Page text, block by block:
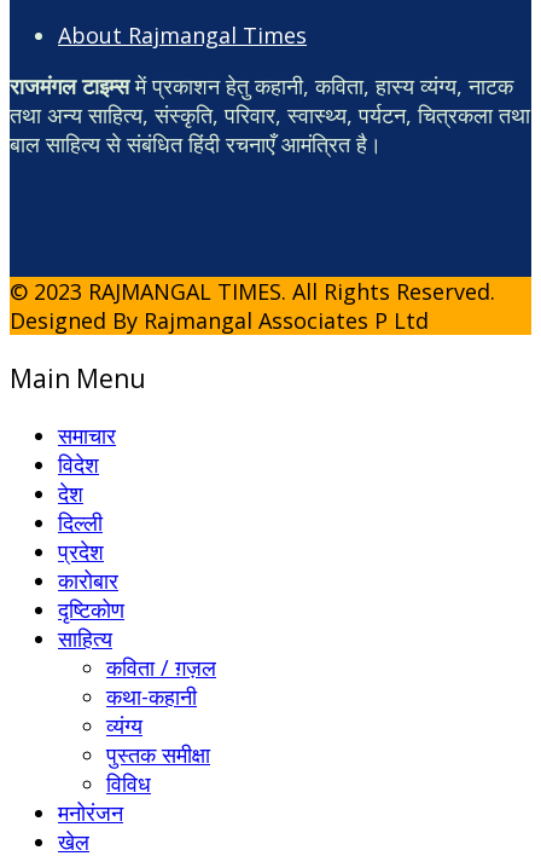
About Rajmangal Times
राजमंगल टाइम्समें प्रकाशन हेतु कहानी, कविता, हास्य व्यंग्य, नाटक
तथा अन्य साहित्य, संस्कृति, परिवार, स्वास्थ्य, पर्यटन, चित्रकला तथा
बाल साहित्य से संबंधित हिंदी रचनाएँ आमंत्रित है।
© 2023 RAJMANGAL TIMES. All Rights Reserved.
Designed By Rajmangal Associates P Ltd
Main Menu
समाचार
विदेश
देश
दिल्ली
प्रदेश
कारोबार
दृष्टिकोण
साहित्य
कविता / ग़ज़ल
कथा-कहानी
व्यंग्य
पुस्तक समीक्षा
विविध
मनोरंजन
खेल